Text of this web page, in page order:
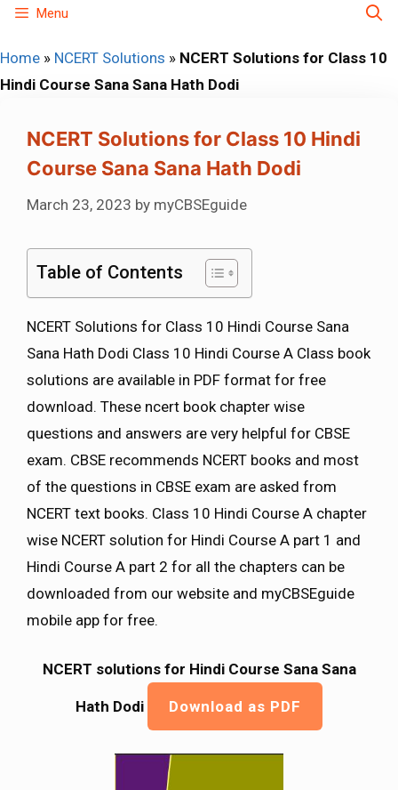
Skip
content
Menu
Home » NCERT Solutions » NCERT Solutions for Class 10
Hindi Course Sana Sana Hath Dodi
NCERT Solutions for Class 10 Hindi
Course Sana Sana Hath Dodi
March 23, 2023 by myCBSEguide
Table of Contents
NCERT Solutions for Class 10 Hindi Course Sana
Sana Hath Dodi Class 10 Hindi Course A Class book
solutions are available in PDF format for free
download. These ncert book chapter wise
questions and answers are very helpful for CBSE
exam. CBSE recommends NCERT books and most
of the questions in CBSE exam are asked from
NCERT text books. Class 10 Hindi Course A chapter
wise NCERT solution for Hindi Course A part 1 and
Hindi Course A part 2 for all the chapters can be
downloaded from our website and myCBSEguide
mobile app for free.
NCERT solutions for Hindi Course Sana Sana
Hath Dodi Download as PDF